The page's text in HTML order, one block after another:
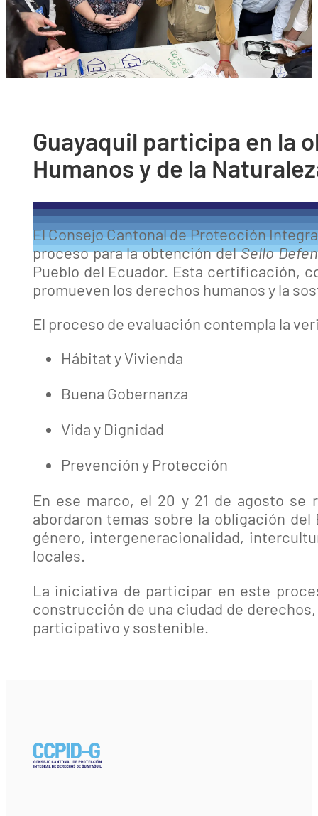
Guayaquil participa en la
Humanos y de la
El Consejo Cantonal de Protección
proceso para la obtención delSello
Pueblo del Ecuador. Esta certificación,
promueven los derechos humanos y la
El proceso de evaluación contempla la
Hábitat y Vivienda
Buena Gobernanza
Vida y Dignidad
Prevención y Protección
En ese marco, el 20 y 21 de agosto
abordaron temas sobre la obligación
género, intergeneracionalidad,
locales.
La iniciativa de participar en este
construcción de una ciudad de
participativo y sostenible.